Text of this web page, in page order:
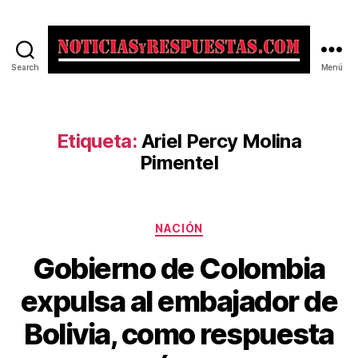
Search Menú
Etiqueta: Ariel Percy Molina
Pimentel
Categorías
NACIÓN
Gobierno de Colombia
expulsa al embajador de
Bolivia, como respuesta